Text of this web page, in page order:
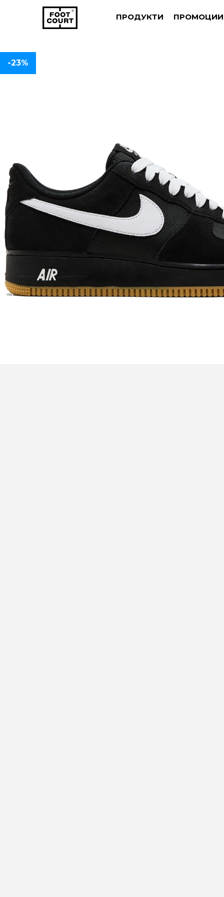
ПРОДУКТИ ПРОМОЦИИ
-23%